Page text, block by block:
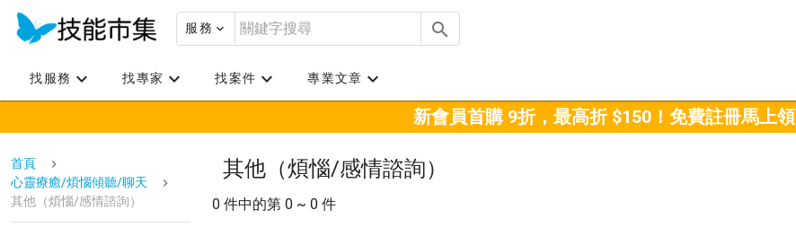
服務
找服務 找專家 找案件 專業文章
新會員首購 9折，最高折 $150！免費註冊馬上領
首頁
心靈療癒/煩惱傾聽/聊天
其他（煩惱/感情諮詢）
其他（煩惱/感情諮詢）
0 件中的第 0 ~ 0 件